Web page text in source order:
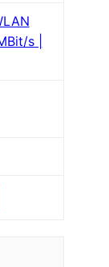
s |